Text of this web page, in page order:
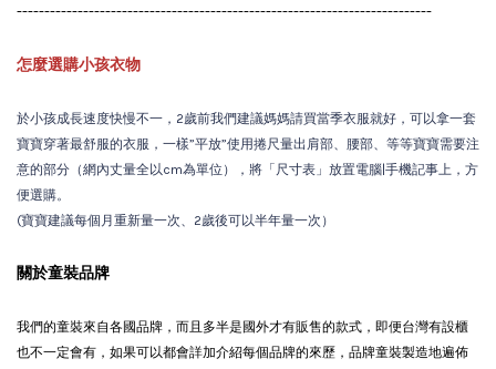
---------------------------------------------------------------------------
怎麼選購小孩衣物
於小孩成長速度快慢不一，2歲前我們建議媽媽請買當季衣服就好，可以拿一套
寶寶穿著最舒服的衣服，一樣”平放”使用捲尺量出肩部、腰部、等等寶寶需要注
意的部分（網內丈量全以cm為單位），將「尺寸表」放置電腦|手機記事上，方
便選購。
(寶寶建議每個月重新量一次、2歲後可以半年量一次）
關於童裝品牌
我們的童裝來自各國品牌，而且多半是國外才有販售的款式，即便台灣有設櫃
也不一定會有，如果可以都會詳加介紹每個品牌的來歷，品牌童裝製造地遍佈